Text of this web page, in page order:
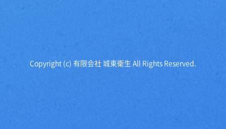
Copyright (c) 有限会社 城東衛生 All Rights Reserved.